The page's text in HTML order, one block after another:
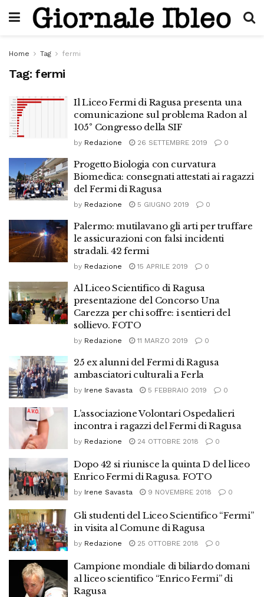
Home Tag fermi
Tag: fermi
Il Liceo Fermi di Ragusa presenta una
comunicazione sul problema Radon al
105° Congresso della SIF
by Redazione 26 SETTEMBRE 2019 0
Progetto Biologia con curvatura
Biomedica: consegnati attestati ai ragazzi
del Fermi di Ragusa
by Redazione 5 GIUGNO 2019 0
Palermo: mutilavano gli arti per truffare
le assicurazioni con falsi incidenti
stradali. 42 fermi
by Redazione 15 APRILE 2019 0
Al Liceo Scientifico di Ragusa
presentazione del Concorso Una
Carezza per chi soffre: i sentieri del
sollievo. FOTO
by Redazione 11 MARZO 2019 0
25 ex alunni del Fermi di Ragusa
ambasciatori culturali a Ferla
by Irene Savasta 5 FEBBRAIO 2019 0
L’associazione Volontari Ospedalieri
incontra i ragazzi del Fermi di Ragusa
by Redazione 24 OTTOBRE 2018 0
Dopo 42 si riunisce la quinta D del liceo
Enrico Fermi di Ragusa. FOTO
by Irene Savasta 9 NOVEMBRE 2018 0
Gli studenti del Liceo Scientifico “Fermi”
in visita al Comune di Ragusa
by Redazione 25 OTTOBRE 2018 0
Campione mondiale di biliardo domani
al liceo scientifico “Enrico Fermi” di
Ragusa